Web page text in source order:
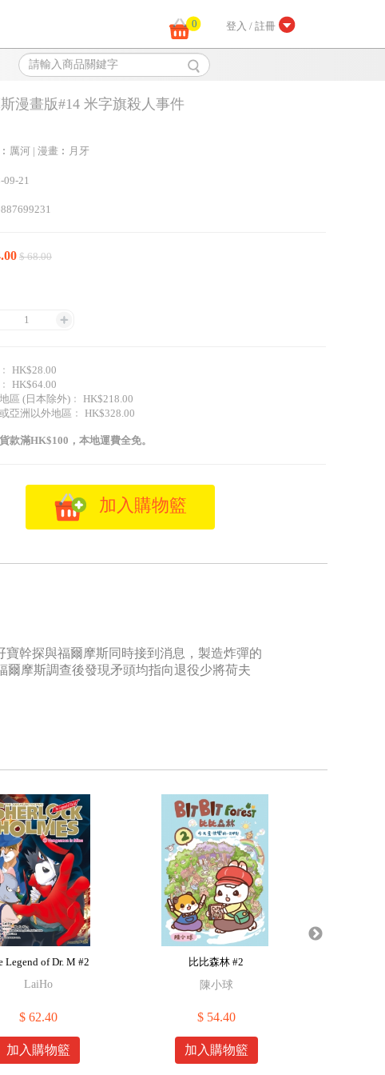
登入 / 註冊
0
漫畫版#14 米字旗殺人事件
厲河 | 漫畫︰月牙
09-21
$ 68.00
1
HK$28.00
HK$64.00
區 (日本除外)﹕ HK$218.00
亞洲以外地區﹕ HK$328.00
款滿HK$100，本地運費全免。
加入購物籃
幹探與福爾摩斯同時接到消息，製造炸彈的
摩斯調查後發現矛頭均指向退役少將荷夫
Legend of Dr. M #2
LaiHo
$ 62.40
加入購物籃
比比森林 #2
陳小球
$ 54.40
加入購物籃